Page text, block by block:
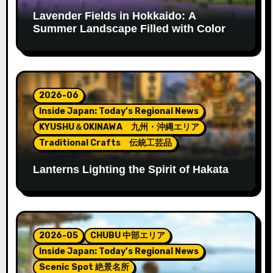
Lavender Fields in Hokkaido: A
Summer Landscape Filled with Color
2026-06
Inside Japan: Today’s Regional News
KYUSHU＆OKINAWA 九州・沖縄エリア
Traditional Crafts 伝統工芸品
Lanterns Lighting the Spirit of Hakata
2026-05
CHUBU 中部エリア
Inside Japan: Today’s Regional News
Scenic Spot 絶景名所